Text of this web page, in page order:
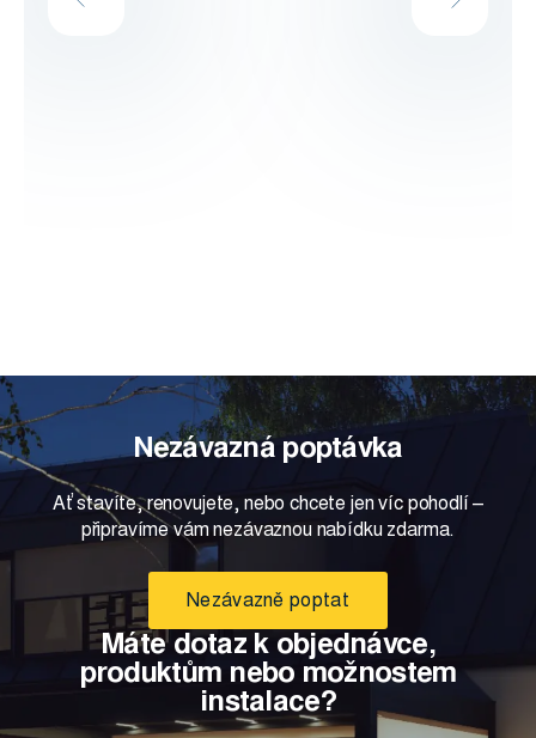
Nezávazná poptávka
Ať stavíte, renovujete, nebo chcete jen víc pohodlí –
připravíme vám nezávaznou nabídku zdarma.
Nezávazně poptat
Máte dotaz k objednávce,
produktům nebo možnostem
instalace?